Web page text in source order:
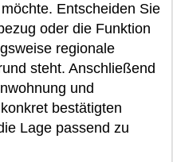
Entscheiden Sie
oder die Funktion
regionale
steht. Anschließend
und
bestätigten
Lage passend zu